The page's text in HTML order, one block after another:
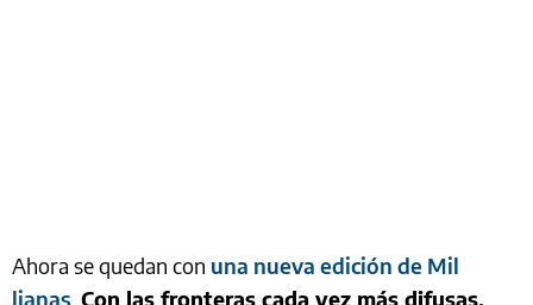
Ahora se quedan con una nueva edición de Mil
lianas. Con las fronteras cada vez más difusas,